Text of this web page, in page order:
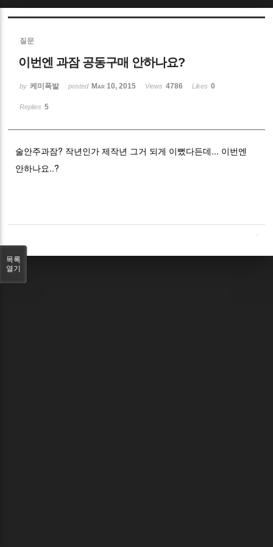
질문
이번엔 과잠 공동구매 안하나요?
by 케미폭발 posted Mar 10, 2015 Views 4786 Likes 0
Replies 5
술안주과잠? 작년인가 제작년 그거 되게 이뻤다든데... 이번엔
안하나요..?
목록
열기
Sketchbook5, 스케치북5
Sketchbook5, 스케치북5